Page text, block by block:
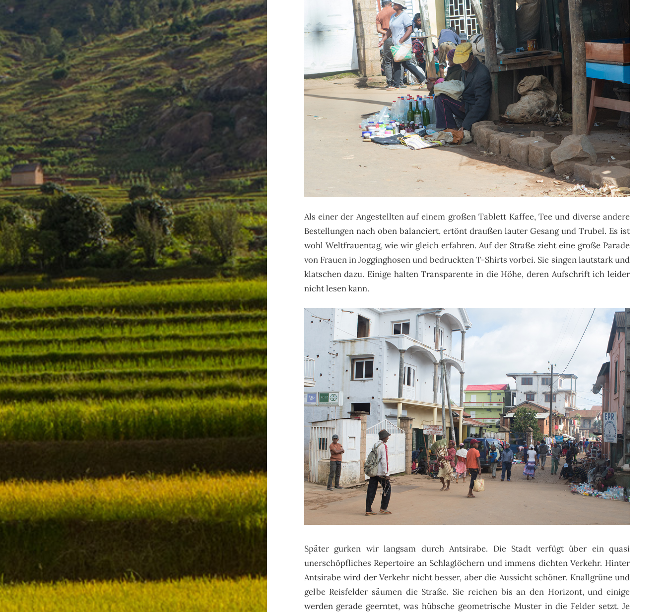
Als einer der Angestellten auf einem großen Tablett Kaffee, Tee und diverse andere
Bestellungen nach oben balanciert, ertönt draußen lauter Gesang und Trubel. Es ist
wohl Weltfrauentag, wie wir gleich erfahren. Auf der Straße zieht eine große Parade
von Frauen in Jogginghosen und bedruckten T-Shirts vorbei. Sie singen lautstark und
klatschen dazu. Einige halten Transparente in die Höhe, deren Aufschrift ich leider
nicht lesen kann.
Später gurken wir langsam durch Antsirabe. Die Stadt verfügt über ein quasi
unerschöpfliches Repertoire an Schlaglöchern und immens dichten Verkehr. Hinter
Antsirabe wird der Verkehr nicht besser, aber die Aussicht schöner. Knallgrüne und
gelbe Reisfelder säumen die Straße. Sie reichen bis an den Horizont, und einige
werden gerade geerntet, was hübsche geometrische Muster in die Felder setzt. Je